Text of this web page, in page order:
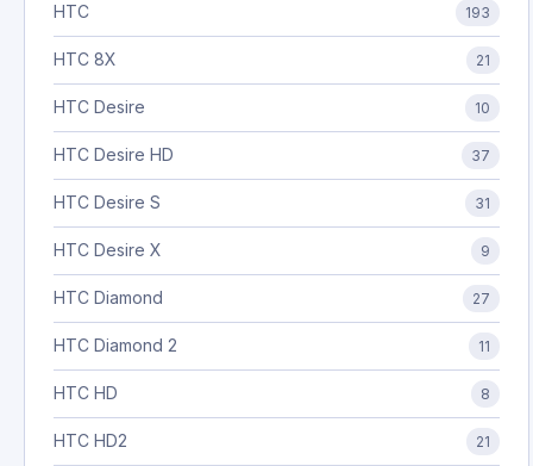
HTC 193
HTC 8X 21
HTC Desire 10
HTC Desire HD 37
HTC Desire S 31
HTC Desire X 9
HTC Diamond 27
HTC Diamond 2 11
HTC HD 8
HTC HD2 21